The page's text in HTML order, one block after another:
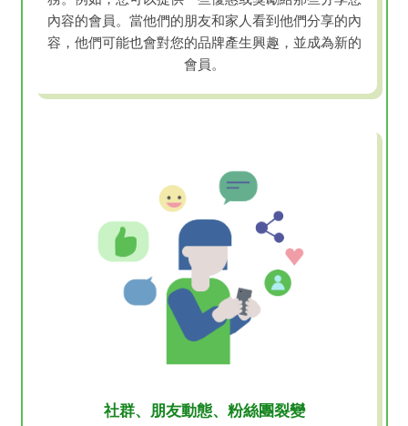
內容的會員。當他們的朋友和家人看到他們分享的內
容，他們可能也會對您的品牌產生興趣，並成為新的
會員。
社群、朋友動態、粉絲團裂變